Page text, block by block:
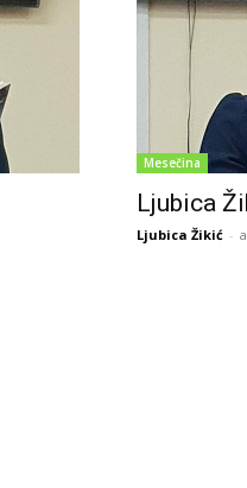
Mesečina
Ljubica
Ljubica Žikić -